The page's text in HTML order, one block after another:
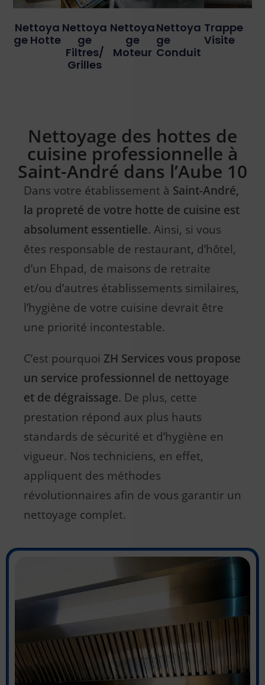
Nettoya
Ge Hotte
Nettoya
Ge
Filtres/
Grilles
Nettoya
Ge
Moteur
Nettoya
Ge
Conduit
Trappe
Visite
Nettoyage des hottes de
cuisine professionnelle à
Saint-André dans l’Aube 10
Dans votre établissement à Saint-André,
la propreté de votre hotte de cuisine est
absolument essentielle. Ainsi, si vous
êtes responsable de restaurant, d’hôtel,
d’un Ehpad, de maisons de retraite
et/ou d’autres établissements similaires,
l’hygiène de votre cuisine devrait être
une priorité incontestable.
C’est pourquoi ZH Services vous propose
un service professionnel de nettoyage
et de dégraissage. De plus, cette
prestation répond aux plus hauts
standards de sécurité et d’hygiène en
vigueur. Nos techniciens, en effet,
appliquent des méthodes
révolutionnaires afin de vous garantir un
nettoyage complet.